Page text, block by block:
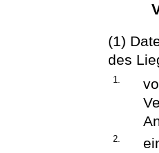
(1)
des
1.
2.